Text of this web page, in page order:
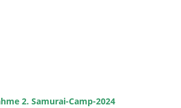
2. Samurai-Camp-2024